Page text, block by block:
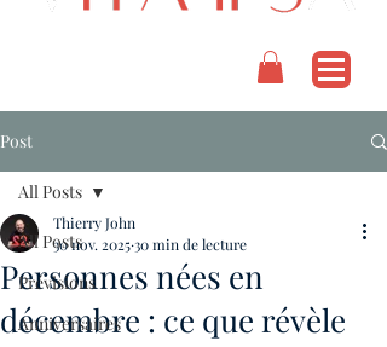
Post
All Posts
Prévisions
Anniversaires
All Posts
Personnes nées en
décembre : ce que révèle
Thierry John
30 nov. 202530 min de lecture